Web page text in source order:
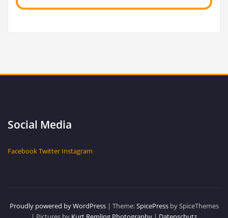
Social Media
FacebookTwitter Instagram
Proudly powered by WordPress| Theme:SpicePressby SpiceThemes